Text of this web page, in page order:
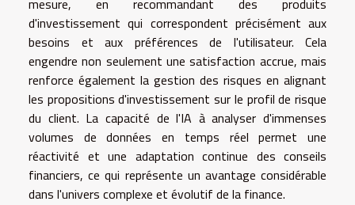
mesure, en recommandant des produits
d'investissement qui correspondent précisément aux
besoins et aux préférences de l'utilisateur. Cela
engendre non seulement une satisfaction accrue, mais
renforce également la gestion des risques en alignant
les propositions d'investissement sur le profil de risque
du client. La capacité de l'IA à analyser d'immenses
volumes de données en temps réel permet une
réactivité et une adaptation continue des conseils
financiers, ce qui représente un avantage considérable
dans l'univers complexe et évolutif de la finance.